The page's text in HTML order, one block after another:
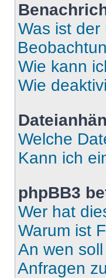
Was ist
Wie kann
Wie
Welche
Kann ich
phpBB3
Wer hat
Warum ist
An wen
Anfragen